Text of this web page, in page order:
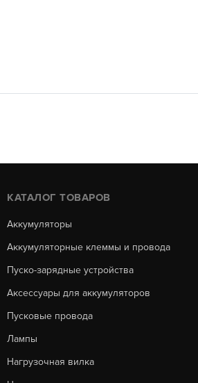
КАТАЛОГ ТОВАРОВ
Аккумуляторы
Аккумуляторные клеммы и провода
Пуско-зарядные устройства
Аксессуары для аккумуляторов
Пусковые провода
Лампы
Нагрузочная вилка